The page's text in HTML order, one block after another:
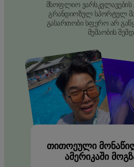
მსოფლიო ვარსკვლავების
გრანდიოზულ სპორტულ
გასართობი სფერო არ
მუშაობის
ᲗᲘᲗᲝᲔᲣᲚᲘ
ᲐᲛᲔᲠᲘᲙᲐᲨᲘ